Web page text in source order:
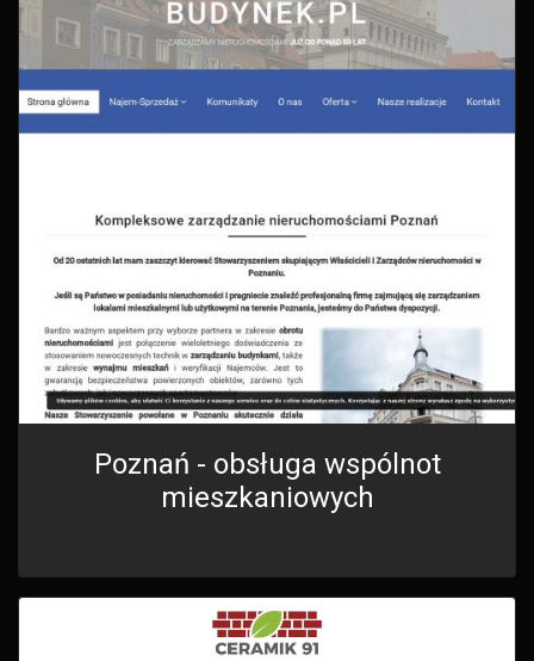
Poznań - obsługa wspólnot
mieszkaniowych